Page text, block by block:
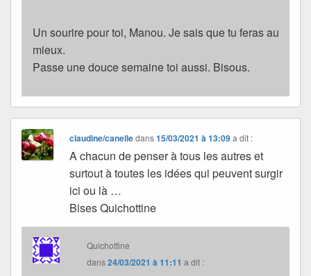
Un sourire pour toi, Manou. Je sais que tu feras au
mieux.
Passe une douce semaine toi aussi. Bisous.
claudine/canelledans15/03/2021 à 13:09 a dit :
A chacun de penser à tous les autres et
surtout à toutes les idées qui peuvent surgir
ici ou là …
Bises Quichottine
Quichottine
dans24/03/2021 à 11:11 a dit :